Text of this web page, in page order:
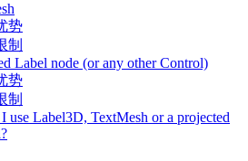
势
制
Label node (or any other Control)
势
制
use Label3D, TextMesh or a projected